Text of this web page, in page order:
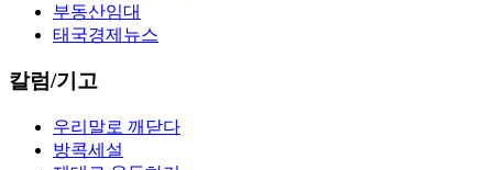
부동산임대
태국경제뉴스
칼럼/기고
우리말로 깨닫다
방콕세설